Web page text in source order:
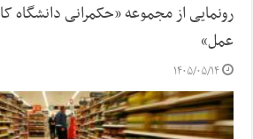
رونمایی از مجموعه «حکمرانی دانشگاه
عمل»
۱۴۰۵/۰۵/۱۴